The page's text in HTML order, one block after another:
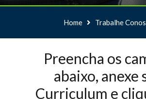
Home Trabalhe
Preencha os
abaixo, anexe
Curriculum e